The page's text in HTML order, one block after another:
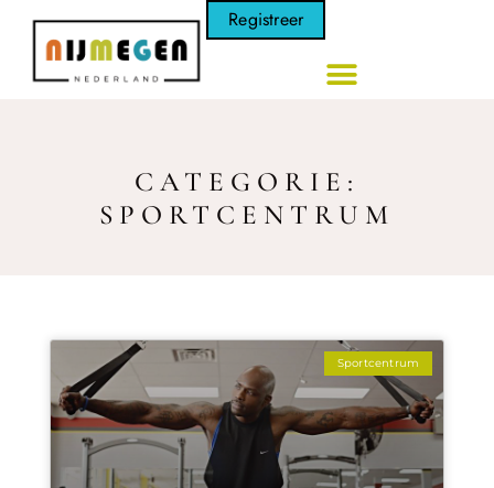
Registreer
CATEGORIE:
SPORTCENTRUM
Sportcentrum